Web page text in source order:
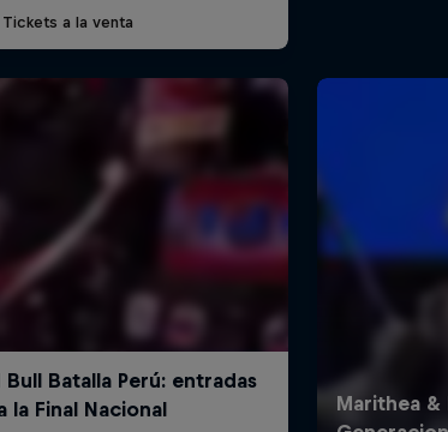
Tickets a la venta